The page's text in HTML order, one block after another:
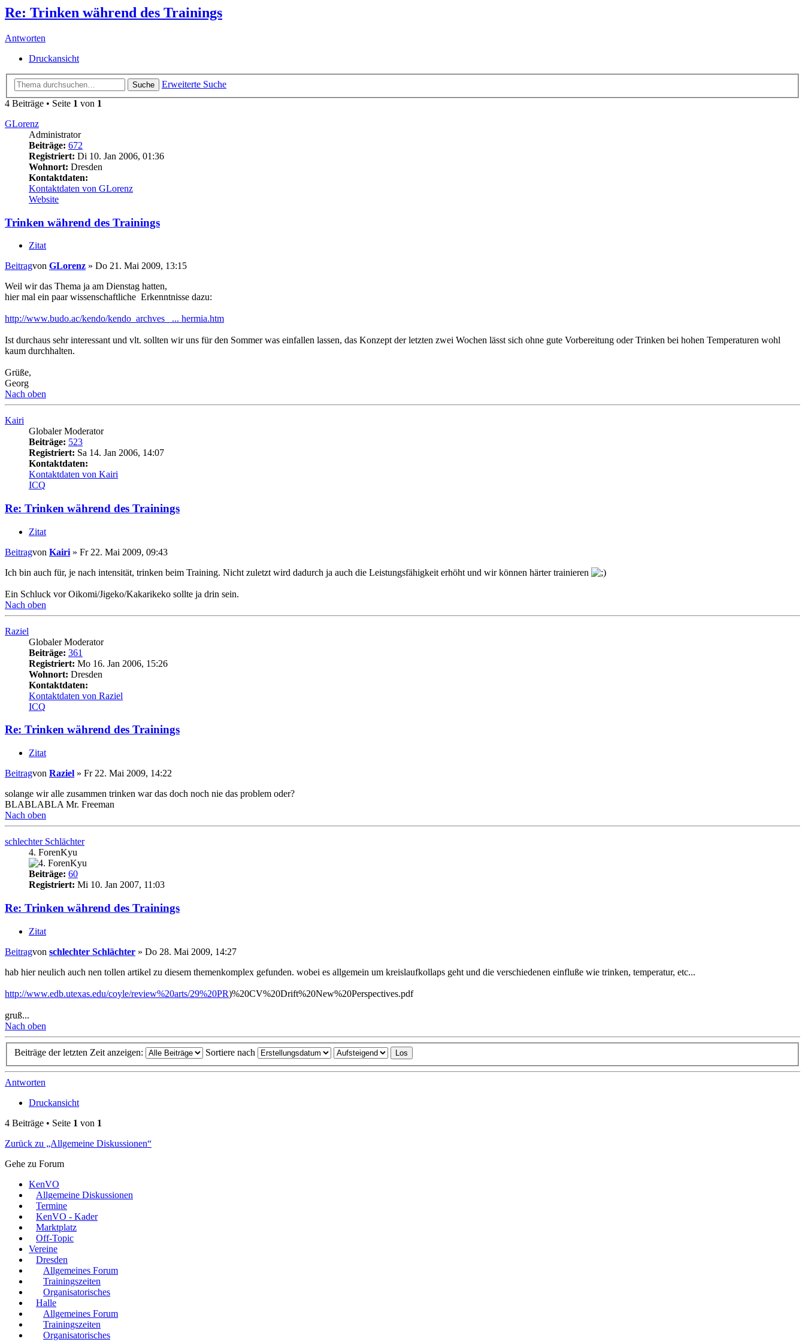
Re: Trinken während des Trainings
Antworten
Druckansicht
Suche
Erweiterte Suche
4 Beiträge • Seite 1 von 1
GLorenz
Administrator
Beiträge: 672
Registriert: Di 10. Jan 2006, 01:36
Wohnort: Dresden
Kontaktdaten:
Kontaktdaten von GLorenz
Website
Trinken während des Trainings
Zitat
Beitragvon GLorenz » Do 21. Mai 2009, 13:15
Weil wir das Thema ja am Dienstag hatten,
hier mal ein paar wissenschaftliche Erkenntnisse dazu:
http://www.budo.ac/kendo/kendo_archves_ ... hermia.htm
Ist durchaus sehr interessant und vlt. sollten wir uns für den Sommer was einfallen lassen, das Konzept der letzten zwei Wochen lässt sich ohne gute Vorbereitung oder Trinken bei hohen Temperaturen wohl
kaum durchhalten.
Grüße,
Georg
Nach oben
Kairi
Globaler Moderator
Beiträge: 523
Registriert: Sa 14. Jan 2006, 14:07
Kontaktdaten:
Kontaktdaten von Kairi
ICQ
Re: Trinken während des Trainings
Zitat
Beitragvon Kairi » Fr 22. Mai 2009, 09:43
Ich bin auch für, je nach intensität, trinken beim Training. Nicht zuletzt wird dadurch ja auch die Leistungsfähigkeit erhöht und wir können härter trainieren
Ein Schluck vor Oikomi/Jigeko/Kakarikeko sollte ja drin sein.
Nach oben
Raziel
Globaler Moderator
Beiträge: 361
Registriert: Mo 16. Jan 2006, 15:26
Wohnort: Dresden
Kontaktdaten:
Kontaktdaten von Raziel
ICQ
Re: Trinken während des Trainings
Zitat
Beitragvon Raziel » Fr 22. Mai 2009, 14:22
solange wir alle zusammen trinken war das doch noch nie das problem oder?
BLABLABLA Mr. Freeman
Nach oben
schlechter Schlächter
4. ForenKyu
Beiträge: 60
Registriert: Mi 10. Jan 2007, 11:03
Re: Trinken während des Trainings
Zitat
Beitragvon schlechter Schlächter » Do 28. Mai 2009, 14:27
hab hier neulich auch nen tollen artikel zu diesem themenkomplex gefunden. wobei es allgemein um kreislaufkollaps geht und die verschiedenen einfluße wie trinken, temperatur, etc...
http://www.edb.utexas.edu/coyle/review%20arts/29%20PR)%20CV%20Drift%20New%20Perspectives.pdf
gruß...
Nach oben
Beiträge der letzten Zeit anzeigen: Sortiere nach
Antworten
Druckansicht
4 Beiträge • Seite 1 von 1
Zurück zu „Allgemeine Diskussionen“
Gehe zu Forum
KenVO
Allgemeine Diskussionen
Termine
KenVO - Kader
Marktplatz
Off-Topic
Vereine
Dresden
Allgemeines Forum
Trainingszeiten
Organisatorisches
Halle
Allgemeines Forum
Trainingszeiten
Organisatorisches